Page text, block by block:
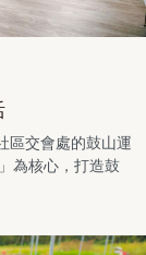
區交會處的鼓山運
為核心，打造鼓